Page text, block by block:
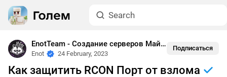
EnotTeam - Создание серверов Майнкрафт
Enot
24 February, 2023
Подписаться
Как защитить RCON Порт от взлома